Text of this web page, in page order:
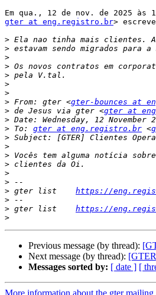
gter at eng.registro.br>
>
>
>
>
>
>
>
> From: gter <gter-bounces at
> de Jesus via gter <gter at
>
> To: gter at eng.registro.br <
>
>
>
>
>
>
> gter list https://
>
> gter list https://
>
Previous message (by thread):
Next message (by thread):
Messages sorted by: [ date ] [